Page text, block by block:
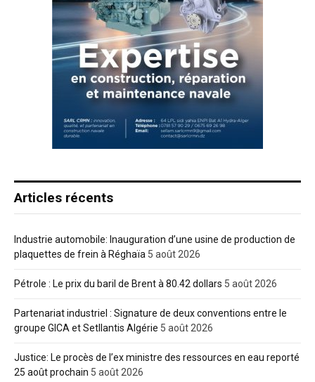
Articles récents
Industrie automobile: Inauguration d’une usine de production de
plaquettes de frein à Réghaïa 5 août 2026
Pétrole : Le prix du baril de Brent à 80.42 dollars 5 août 2026
Partenariat industriel : Signature de deux conventions entre le
groupe GICA et Setllantis Algérie 5 août 2026
Justice: Le procès de l’ex ministre des ressources en eau reporté
25 août prochain 5 août 2026